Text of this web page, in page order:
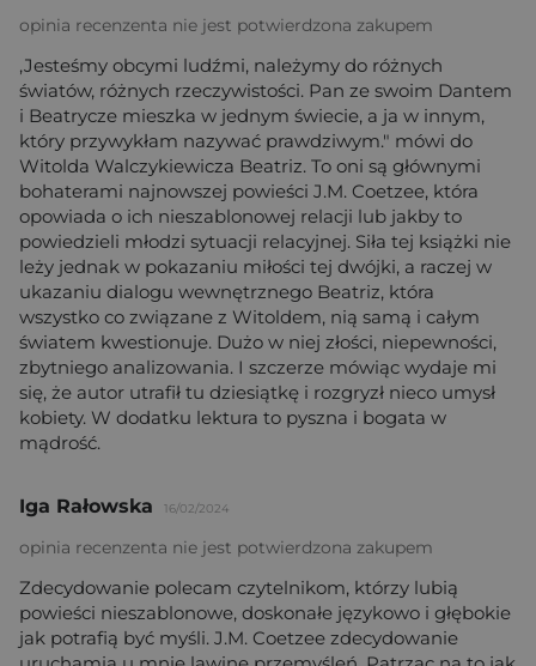
opinia recenzenta nie jest potwierdzona zakupem
,Jesteśmy obcymi ludźmi, należymy do różnych
światów, różnych rzeczywistości. Pan ze swoim Dantem
i Beatrycze mieszka w jednym świecie, a ja w innym,
który przywykłam nazywać prawdziwym." mówi do
Witolda Walczykiewicza Beatriz. To oni są głównymi
bohaterami najnowszej powieści J.M. Coetzee, która
opowiada o ich nieszablonowej relacji lub jakby to
powiedzieli młodzi sytuacji relacyjnej. Siła tej książki nie
leży jednak w pokazaniu miłości tej dwójki, a raczej w
ukazaniu dialogu wewnętrznego Beatriz, która
wszystko co związane z Witoldem, nią samą i całym
światem kwestionuje. Dużo w niej złości, niepewności,
zbytniego analizowania. I szczerze mówiąc wydaje mi
się, że autor utrafił tu dziesiątkę i rozgryzł nieco umysł
kobiety. W dodatku lektura to pyszna i bogata w
mądrość.
Iga Rałowska 16/02/2024
opinia recenzenta nie jest potwierdzona zakupem
Zdecydowanie polecam czytelnikom, którzy lubią
powieści nieszablonowe, doskonałe językowo i głębokie
jak potrafią być myśli. J.M. Coetzee zdecydowanie